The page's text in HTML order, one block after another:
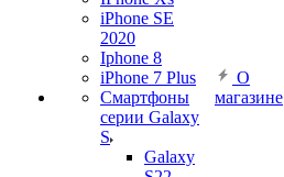
iPhone SE
2020
Iphone 8
iPhone 7 Plus
Смартфоны
серии Galaxy
S
Galaxy
О
магазине